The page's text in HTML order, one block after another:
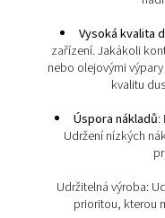
Desky
úzce
spoji (často
že jeho
Pružný
stabilní.
mnohem více
splnit